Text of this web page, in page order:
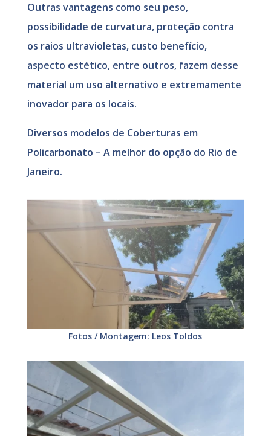
Outras vantagens como seu peso,
possibilidade de curvatura, proteção contra
os raios ultravioletas, custo benefício,
aspecto estético, entre outros, fazem desse
material um uso alternativo e extremamente
inovador para os locais.
Diversos modelos de Coberturas em
Policarbonato – A melhor do opção do Rio de
Janeiro.
Fotos / Montagem: Leos Toldos